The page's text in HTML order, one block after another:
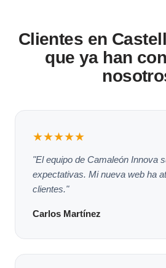
Clientes en
que ya han
★★★★★
"El equipo de Camaleón Innova
expectativas. Mi nueva web ha
clientes."
Carlos Martínez